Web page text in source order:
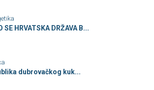
SE HRVATSKA DRŽAVA B...
dubrovačkog kuk...